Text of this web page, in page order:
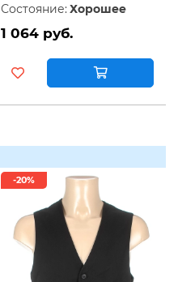
Состояние: Хорошее
1 064 руб.
-20%